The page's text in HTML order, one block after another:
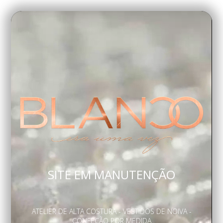
ATELIER DE ALTA COSTURA - VESTIDOS DE NOIVA -
CONFEÇÃO POR MEDIDA
SITE EM MANUTENÇÃO